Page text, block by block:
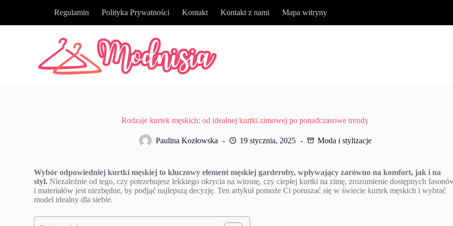
z
Regulamin Polityka Prywatności Kontakt Kontakt z nami Mapa witryny
Rodzaje kurtek męskich: od idealnej kurtki zimowej po ponadczasowe trendy
Paulina Kozłowska 19 stycznia, 2025 Moda i stylizacje
Wybór odpowiedniej kurtki męskiej to kluczowy element męskiej garderoby, wpływający zarówno na komfort, jak i na
styl. Niezależnie od tego, czy potrzebujesz lekkiego okrycia na wiosnę, czy ciepłej kurtki na zimę, zrozumienie dostępnych
i materiałów jest niezbędne, by podjąć najlepszą decyzję. Ten artykuł pomoże Ci poruszać się w świecie kurtek męskich i wybrać
model idealny dla siebie.